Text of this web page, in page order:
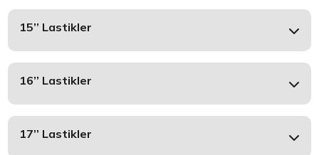
15’’ Lastikler
16’’ Lastikler
17’’ Lastikler